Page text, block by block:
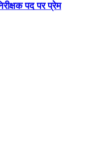
पद पर प्रेम